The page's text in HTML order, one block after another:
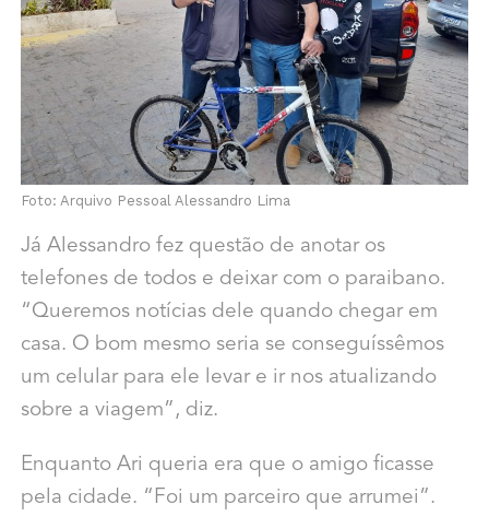
Foto: Arquivo Pessoal Alessandro Lima
Já Alessandro fez questão de anotar os
telefones de todos e deixar com o paraibano.
“Queremos notícias dele quando chegar em
casa. O bom mesmo seria se conseguíssêmos
um celular para ele levar e ir nos atualizando
sobre a viagem”, diz.
Enquanto Ari queria era que o amigo ficasse
pela cidade. “Foi um parceiro que arrumei”.